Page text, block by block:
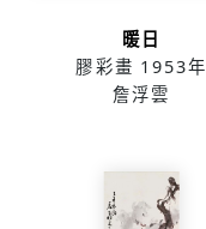
暖日
膠彩畫 1953年
詹浮雲